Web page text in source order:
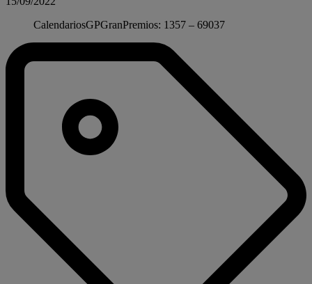
CalendariosGPGranPremios: 1357 – 69037